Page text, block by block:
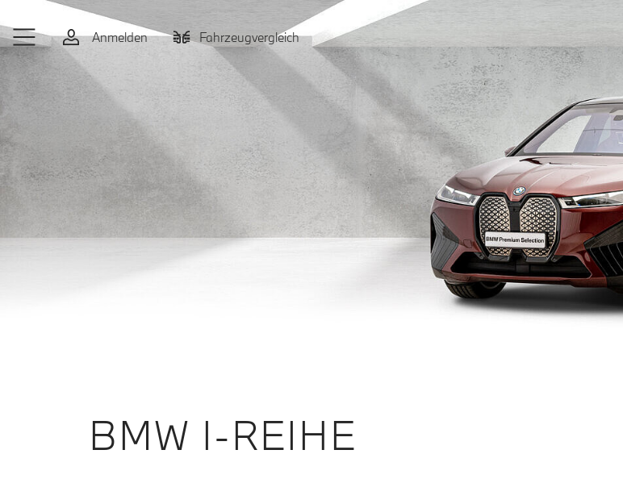
Zum Hauptinhalt springen
Anmelden
Fahrzeugvergleich
BMW I-REIHE